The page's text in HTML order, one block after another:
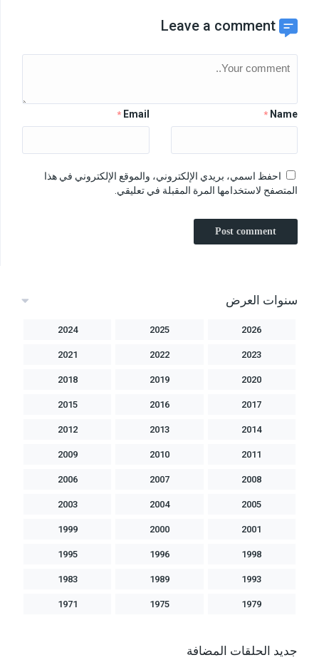
Leave a comment
Name
*
Email
*
احفظ اسمي، بريدي الإلكتروني، والموقع الإلكتروني في هذا
المتصفح لاستخدامها المرة المقبلة في تعليقي.
سنوات العرض
2026
2025
2024
2023
2022
2021
2020
2019
2018
2017
2016
2015
2014
2013
2012
2011
2010
2009
2008
2007
2006
2005
2004
2003
2001
2000
1999
1998
1996
1995
1993
1989
1983
1979
1975
1971
جديد الحلقات المضافة